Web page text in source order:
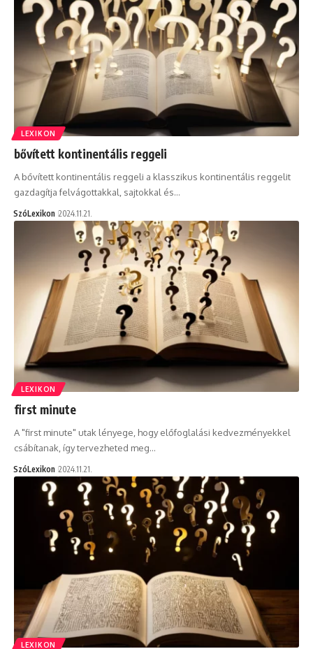
LEXIKON
bővített kontinentális reggeli
A bővített kontinentális reggeli a klasszikus kontinentális reggelit
gazdagítja felvágottakkal, sajtokkal és…
SzóLexikon 2024.11.21.
LEXIKON
first minute
A "first minute" utak lényege, hogy előfoglalási kedvezményekkel
csábítanak, így tervezheted meg…
SzóLexikon 2024.11.21.
LEXIKON